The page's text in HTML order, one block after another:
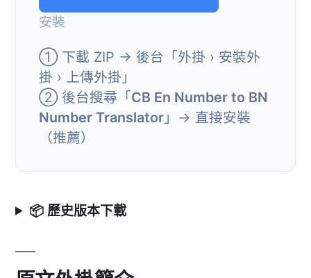
安裝
① 下載 ZIP → 後台「外掛 › 安裝外
掛 › 上傳外掛」
② 後台搜尋「CB En Number to BN
Number Translator 」→ 直接安裝
（推薦）
📦 歷史版本下載